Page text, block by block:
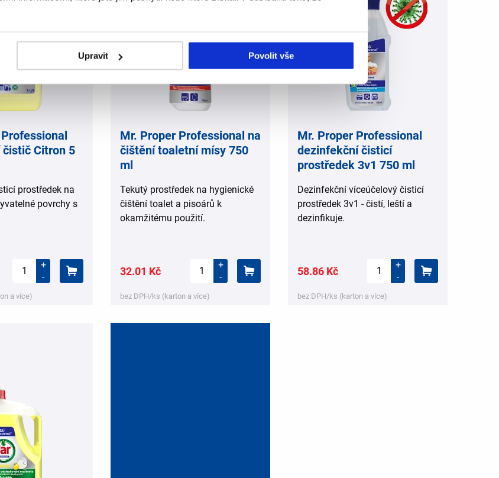
Upravit Povolit vše
Citron 5
prostředek na
povrchy s
+
-
a více)
Mr. Proper Professional na
čištění toaletní mísy 750
ml
Tekutý prostředek na hygienické
čištění toalet a pisoárů k
okamžitému použití.
32.01 Kč
+
-
bez DPH/ks (karton a více)
Mr. Proper Professional
dezinfekční čisticí
prostředek 3v1 750 ml
Dezinfekční víceúčelový čisticí
prostředek 3v1 - čistí, leští a
dezinfikuje.
58.86 Kč
+
-
bez DPH/ks (karton a více)